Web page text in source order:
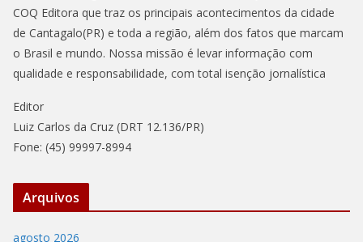
COQ Editora que traz os principais acontecimentos da cidade
de Cantagalo(PR) e toda a região, além dos fatos que marcam
o Brasil e mundo. Nossa missão é levar informação com
qualidade e responsabilidade, com total isenção jornalística
Editor
Luiz Carlos da Cruz (DRT 12.136/PR)
Fone: (45) 99997-8994
Arquivos
agosto 2026